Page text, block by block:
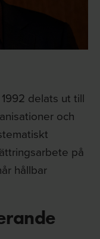
delats ut till
och
på
hållbar